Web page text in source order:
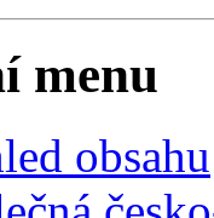
menu
obsahu